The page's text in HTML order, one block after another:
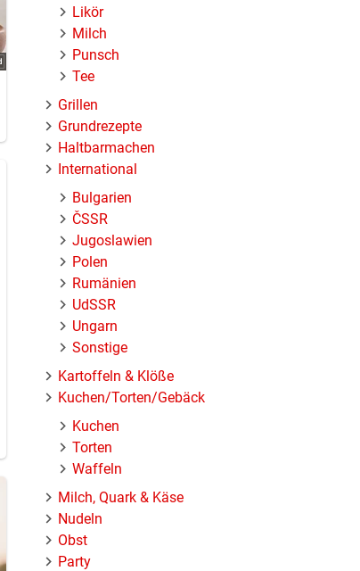
Likör
Milch
Punsch
Tee
Grillen
Grundrezepte
Haltbarmachen
International
Bulgarien
ČSSR
Jugoslawien
Polen
Rumänien
UdSSR
Ungarn
Sonstige
Kartoffeln & Klöße
Kuchen/Torten/Gebäck
Kuchen
Torten
Waffeln
Milch, Quark & Käse
Nudeln
Obst
Party